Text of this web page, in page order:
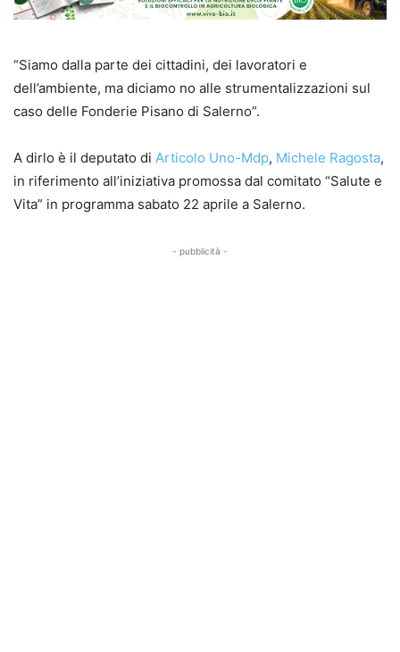
“Siamo dalla parte dei cittadini, dei lavoratori e
dell’ambiente, ma diciamo no alle strumentalizzazioni sul
caso delle Fonderie Pisano di Salerno”.
A dirlo è il deputato di Articolo Uno-Mdp, Michele Ragosta,
in riferimento all’iniziativa promossa dal comitato “Salute e
Vita” in programma sabato 22 aprile a Salerno.
- pubblicità -